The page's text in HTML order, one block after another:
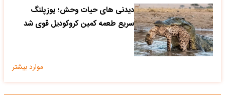
دیدنی های حیات وحش؛ یوزپلنگ
سریع طعمه کمین کروکودیل قوی شد
موارد بیشتر